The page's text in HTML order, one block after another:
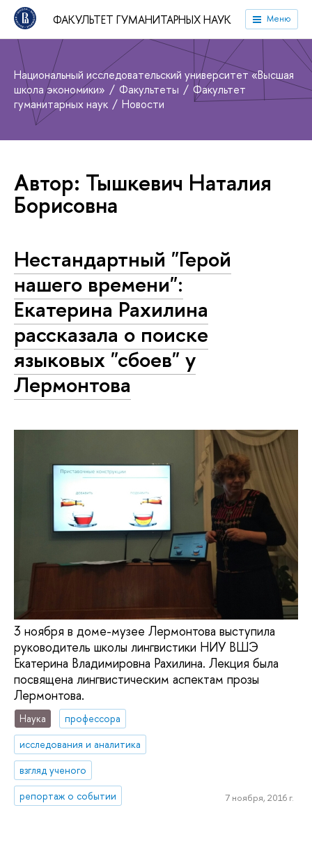
ФАКУЛЬТЕТ ГУМАНИТАРНЫХ НАУК Меню
Национальный исследовательский университет «Высшая
школа экономики»
Факультеты
Факультет
гуманитарных наук
Новости
Автор: Тышкевич Наталия
Борисовна
Нестандартный "Герой
нашего времени":
Екатерина Рахилина
рассказала о поиске
языковых "сбоев" у
Лермонтова
3 ноября в доме-музее Лермонтова выступила
руководитель школы лингвистики НИУ ВШЭ
Екатерина Владимировна Рахилина. Лекция была
посвящена лингвистическим аспектам прозы
Лермонтова.​
Наука
профессора
исследования и аналитика
взгляд ученого
репортаж о событии
7 ноября, 2016 г.